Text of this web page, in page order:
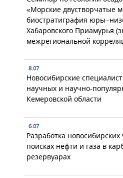
«Морские двустворчатые
биостратиграфия
Хабаровского Приамурья
межрегиональной
8.07
Новосибирские
научных и научно-
Кемеровской области
6.07
Разработка
поисках нефти и газа в
резервуарах